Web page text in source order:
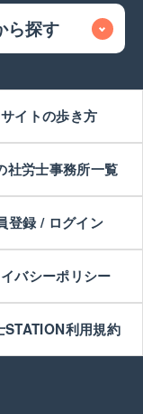
ら探す
イトの歩き方
社労士事務所一覧
登録 / ログイン
バシーポリシー
STATION利用規約